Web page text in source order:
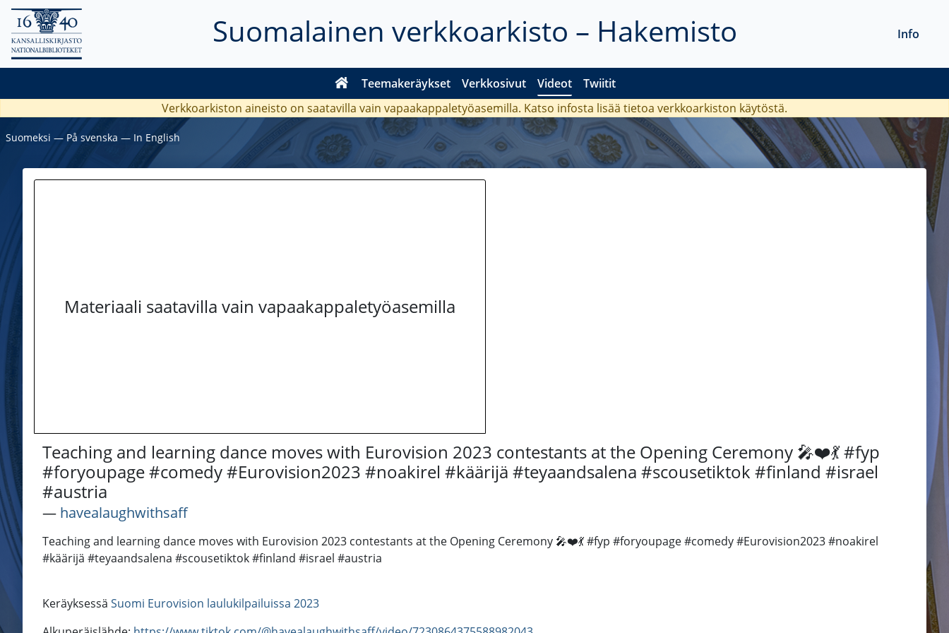
Suomalainen verkkoarkisto – Hakemisto
Teemakeräykset Verkkosivut Videot Twiitit
Info
Verkkoarkiston aineisto on saatavilla vain vapaakappaletyöasemilla. Katso infosta lisää tietoa verkkoarkiston käytöstä.
Suomeksi ― På svenska ― In English
Materiaali saatavilla vain vapaakappaletyöasemilla
Teaching and learning dance moves with Eurovision 2023 contestants at the Opening Ceremony 🎤❤️💃 #fyp
#foryoupage #comedy #Eurovision2023 #noakirel #käärijä #teyaandsalena #scousetiktok #finland #israel
#austria
― havealaughwithsaff
Teaching and learning dance moves with Eurovision 2023 contestants at the Opening Ceremony 🎤❤️💃 #fyp #foryoupage #comedy #Eurovision2023 #noakirel
#käärijä #teyaandsalena #scousetiktok #finland #israel #austria
Keräyksessä Suomi Eurovision laulukilpailuissa 2023